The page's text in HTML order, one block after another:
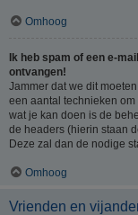
Omhoog
Ik heb spam of een e-
ontvangen!
Jammer dat we dit
een aantal technieken
wat je kan doen is de
de headers (hierin staan
Deze zal dan de nodige
Omhoog
Vrienden en